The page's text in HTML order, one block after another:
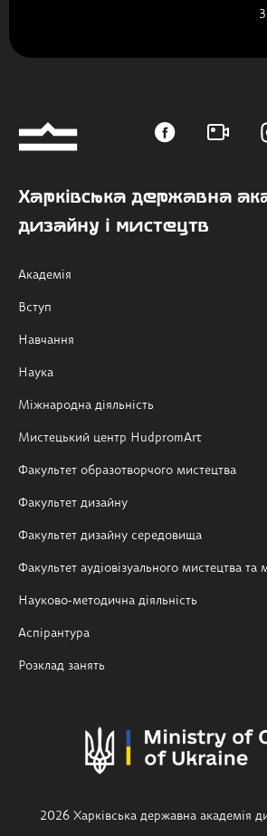
Харківська державна
дизайну і мистецтв
Академія
Вступ
Навчання
Наука
Міжнародна діяльність
Мистецький центр HudpromArt
Факультет образотворчого мистецтва
Факультет дизайну
Факультет дизайну середовища
Факультет аудіовізуального мистецтва та
Науково-методична діяльність
Аспірантура
Розклад занять
2026 Харківська державна академія